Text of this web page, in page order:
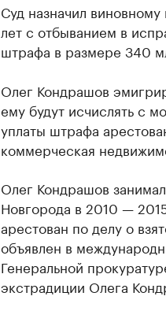
Суд назначил
лет с отбыванием в
штрафа в размере 340
Олег Кондрашов
ему будут исчислять с
уплаты штрафа
коммерческая
Олег Кондрашов
Новгорода в 2010 —
арестован по делу о
объявлен в
Генеральной
экстрадиции Олега